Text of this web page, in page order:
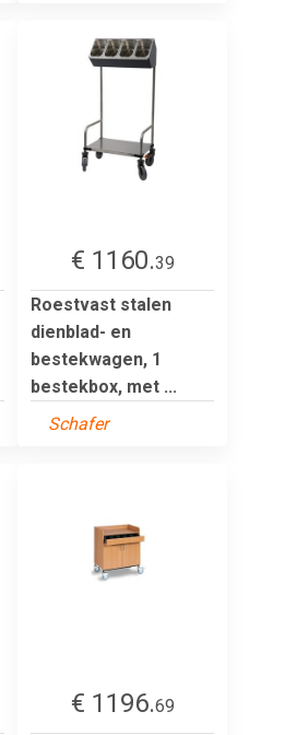
€ 1160.39
Roestvast stalen
dienblad- en
bestekwagen, 1
bestekbox, met ...
Schafer
€ 1196.69